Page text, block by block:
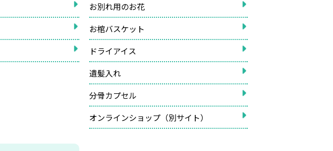
お別れ用のお花
お棺バスケット
ドライアイス
遺髪入れ
分骨カプセル
オンラインショップ（別サイト）